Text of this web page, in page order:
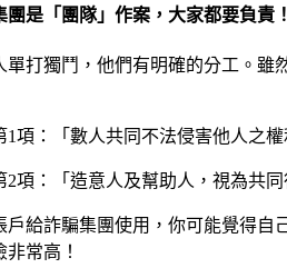
是「團隊」作案，大家都要負責！
單打獨鬥，他們有明確的分工。
1項：「數人共同不法侵害他人之
2項：「造意人及幫助人，視為共同
戶給詐騙集團使用，你可能覺得
非常高！